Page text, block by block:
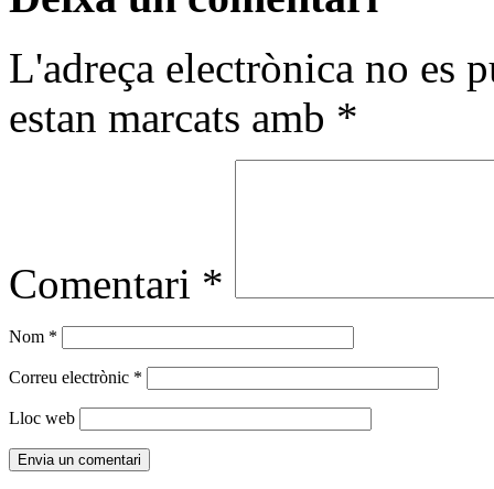
L'adreça electrònica no es
estan marcats amb *
Comentari *
Nom *
Correu electrònic *
Lloc web